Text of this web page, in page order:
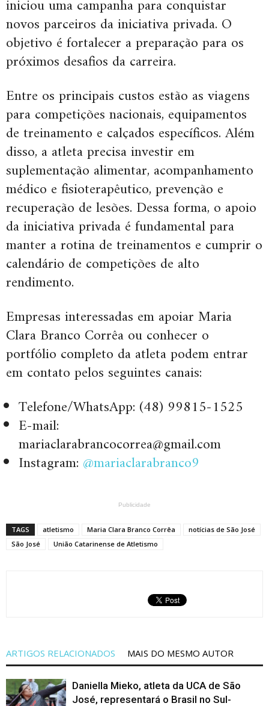
iniciou uma campanha para conquistar
novos parceiros da iniciativa privada. O
objetivo é fortalecer a preparação para os
próximos desafios da carreira.
Entre os principais custos estão as viagens
para competições nacionais, equipamentos
de treinamento e calçados específicos. Além
disso, a atleta precisa investir em
suplementação alimentar, acompanhamento
médico e fisioterapêutico, prevenção e
recuperação de lesões. Dessa forma, o apoio
da iniciativa privada é fundamental para
manter a rotina de treinamentos e cumprir o
calendário de competições de alto
rendimento.
Empresas interessadas em apoiar Maria
Clara Branco Corrêa ou conhecer o
portfólio completo da atleta podem entrar
em contato pelos seguintes canais:
Telefone/WhatsApp: (48) 99815-1525
E-mail:
mariaclarabrancocorrea@gmail.com
Instagram: @mariaclarabranco9
Publicidade
TAGS atletismo Maria Clara Branco Corrêa
notícias de São José
São José
União Catarinense de Atletismo
ARTIGOS RELACIONADOS MAIS DO MESMO AUTOR
Daniella Mieko, atleta da UCA de São
José, representará o Brasil no Sul-